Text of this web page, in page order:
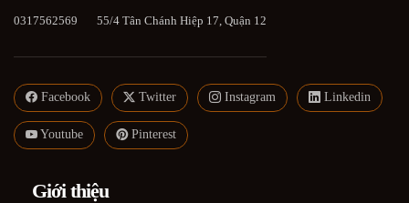
0317562569 55/4 Tân Chánh Hiệp 17, Quận 12
Facebook Twitter Instagram Linkedin
Youtube Pinterest
Giới thiệu